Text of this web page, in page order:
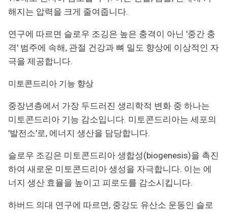
해지는 압력을 크게 줄여줍니다.
연구에 따르면 슬로우 조깅은 높은 충격이 아닌 '중간 충
격' 범주에 속해, 관절 건강과 뼈 밀도 향상에 이상적인 자
극을 제공합니다.
미토콘드리아 기능 향상
중장년층에서 가장 두드러진 생리학적 변화 중 하나는
미토콘드리아 기능 감소입니다. 미토콘드리아는 세포의
'발전소'로, 에너지 생산을 담당합니다.
슬로우 조깅은 미토콘드리아 생합성(biogenesis)을 촉진
하여 새로운 미토콘드리아 생성을 자극합니다. 이는 에
너지 생산 효율을 높이고 피로도를 감소시킵니다.
하버드 의대 연구에 따르면, 중강도 유산소 운동인 슬로